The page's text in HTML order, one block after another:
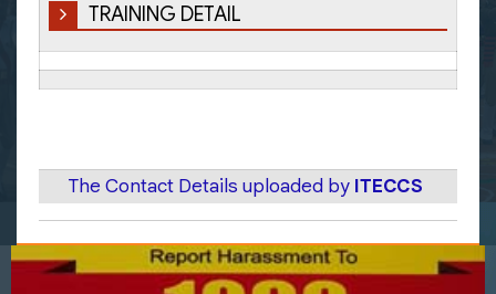
TRAINING DETAIL
The Contact Details uploaded by ITECCS